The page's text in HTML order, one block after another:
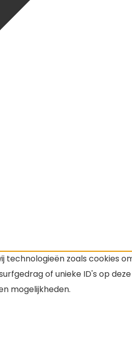
technologieën zoals
of unieke ID's op
mogelijkheden.